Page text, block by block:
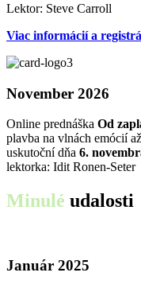
Lektor: Steve Carroll
Viac informácií a
November 2026
Online prednáška Od
plavba na vlnách emócií
uskutoční dňa 6.
lektorka: Idit Ronen-Seter
Minulé udalosti
Január 2025